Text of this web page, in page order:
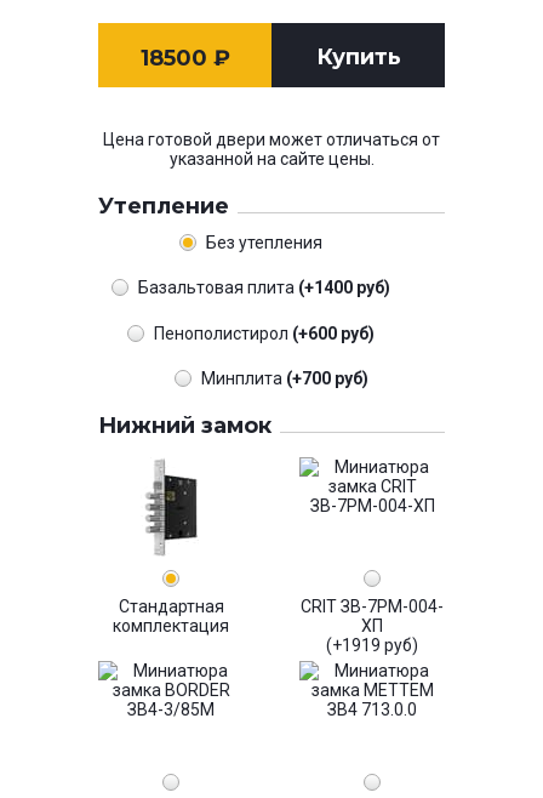
18500 ₽ Купить
Цена готовой двери может отличаться от
указанной на сайте цены.
Утепление
Без утепления
Базальтовая плита (+1400 руб)
Пенополистирол (+600 руб)
Минплита (+700 руб)
Нижний замок
Стандартная
комплектация
CRIT ЗВ-7РМ-004-
ХП
(+1919 руб)